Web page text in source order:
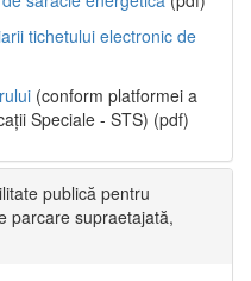
tichetului electronic de
(conform platformei a
Speciale - STS) (pdf)
publică pentru
parcare supraetajată,